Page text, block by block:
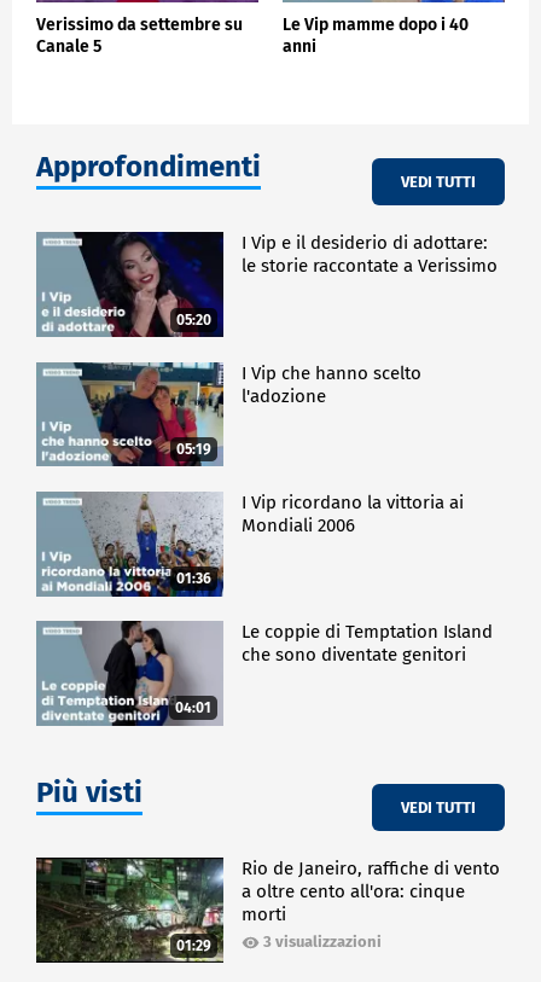
Verissimo da settembre su
Canale 5
Le Vip mamme dopo i 40
anni
Approfondimenti VEDI TUTTI
05:20
I Vip e il desiderio di adottare:
le storie raccontate a Verissimo
05:19
I Vip che hanno scelto
l'adozione
01:36
I Vip ricordano la vittoria ai
Mondiali 2006
04:01
Le coppie di Temptation Island
che sono diventate genitori
Più visti VEDI TUTTI
01:29
Rio de Janeiro, raffiche di vento
a oltre cento all'ora: cinque
morti
3 visualizzazioni